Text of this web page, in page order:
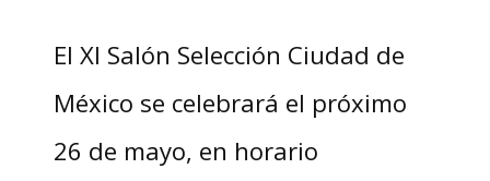
El XI Salón Selección Ciudad de
México se celebrará el próximo
26 de mayo, en horario